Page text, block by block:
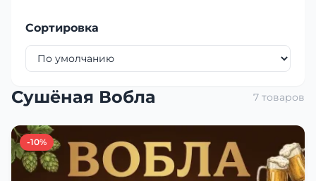
Сортировка
Сушёная Вобла 7 товаров
-10%